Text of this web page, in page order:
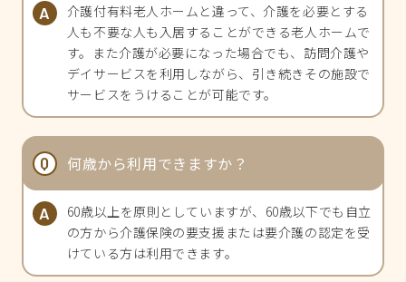
介護付有料老人ホームと違って、介護を必要とする
人も不要な人も入居することができる老人ホームで
す。また介護が必要になった場合でも、訪問介護や
デイサービスを利用しながら、引き続きその施設で
サービスをうけることが可能です。
何歳から利用できますか？
60歳以上を原則としていますが、60歳以下でも自立
の方から介護保険の要支援または要介護の認定を受
けている方は利用できます。